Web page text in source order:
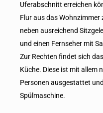
Uferabschnitt erreichen
Flur aus das Wohnzimmer
neben ausreichend
und einen Fernseher mit
Zur Rechten findet sich
Küche. Diese ist mit allem
Personen ausgestattet
Spülmaschine.